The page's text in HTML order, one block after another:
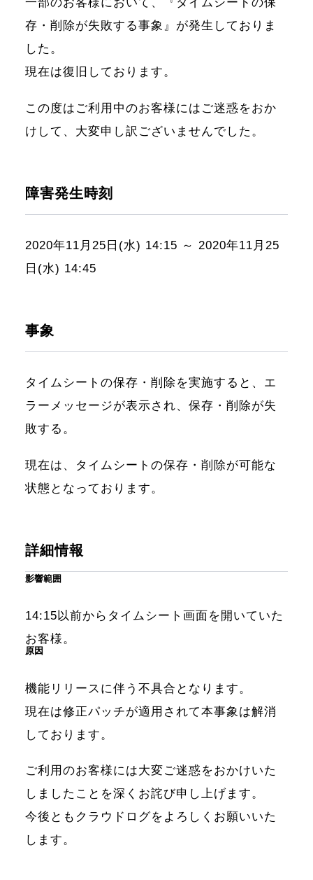
一部のお客様において、『タイムシートの保
存・削除が失敗する事象』が発生しておりま
した。
現在は復旧しております。
この度はご利用中のお客様にはご迷惑をおか
けして、大変申し訳ございませんでした。
障害発生時刻
2020年11月25日(水) 14:15 ～ 2020年11月25
日(水) 14:45
事象
タイムシートの保存・削除を実施すると、エ
ラーメッセージが表示され、保存・削除が失
敗する。
現在は、タイムシートの保存・削除が可能な
状態となっております。
詳細情報
影響範囲
14:15以前からタイムシート画面を開いていた
お客様。
原因
機能リリースに伴う不具合となります。
現在は修正パッチが適用されて本事象は解消
しております。
ご利用のお客様には大変ご迷惑をおかけいた
しましたことを深くお詫び申し上げます。
今後ともクラウドログをよろしくお願いいた
します。